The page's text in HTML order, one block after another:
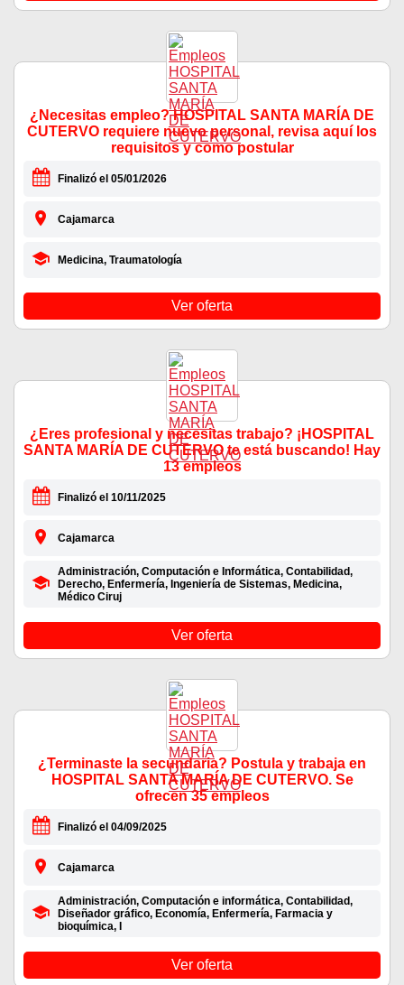
¿Necesitas empleo? HOSPITAL SANTA MARÍA DE
CUTERVO requiere nuevo personal, revisa aquí los
requisitos y como postular
Finalizó el 05/01/2026
Cajamarca
Medicina, Traumatología
Ver oferta
¿Eres profesional y necesitas trabajo? ¡HOSPITAL
SANTA MARÍA DE CUTERVO te está buscando! Hay
13 empleos
Finalizó el 10/11/2025
Cajamarca
Administración, Computación e Informática, Contabilidad,
Derecho, Enfermería, Ingeniería de Sistemas, Medicina,
Médico Ciruj
Ver oferta
¿Terminaste la secundaria? Postula y trabaja en
HOSPITAL SANTA MARÍA DE CUTERVO. Se
ofrecen 35 empleos
Finalizó el 04/09/2025
Cajamarca
Administración, Computación e informática, Contabilidad,
Diseñador gráfico, Economía, Enfermería, Farmacia y
bioquímica, I
Ver oferta